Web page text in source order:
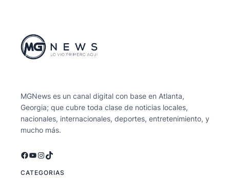
MGNews es un canal digital con base en Atlanta,
Georgia; que cubre toda clase de noticias locales,
nacionales, internacionales, deportes, entretenimiento, y
mucho más.
Facebook
YouTube
Instagram
TikTok
CATEGORIAS